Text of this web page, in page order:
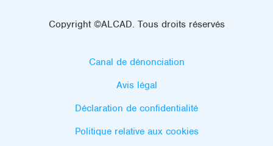
Copyright ©ALCAD. Tous droits réservés
Canal de dénonciation
Avis légal
Déclaration de confidentialité
Politique relative aux cookies